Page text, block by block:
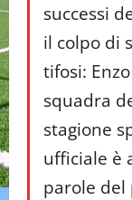
successi
il colpo di
tifosi:
squadra
stagione
ufficiale è
parole del